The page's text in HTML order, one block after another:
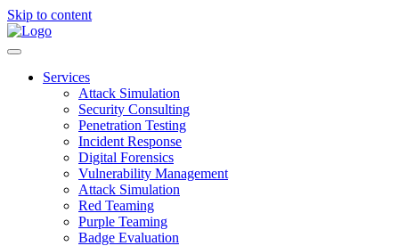
Skip to content
Services
Attack Simulation
Security Consulting
Penetration Testing
Incident Response
Digital Forensics
Vulnerability Management
Attack Simulation
Red Teaming
Purple Teaming
Badge Evaluation